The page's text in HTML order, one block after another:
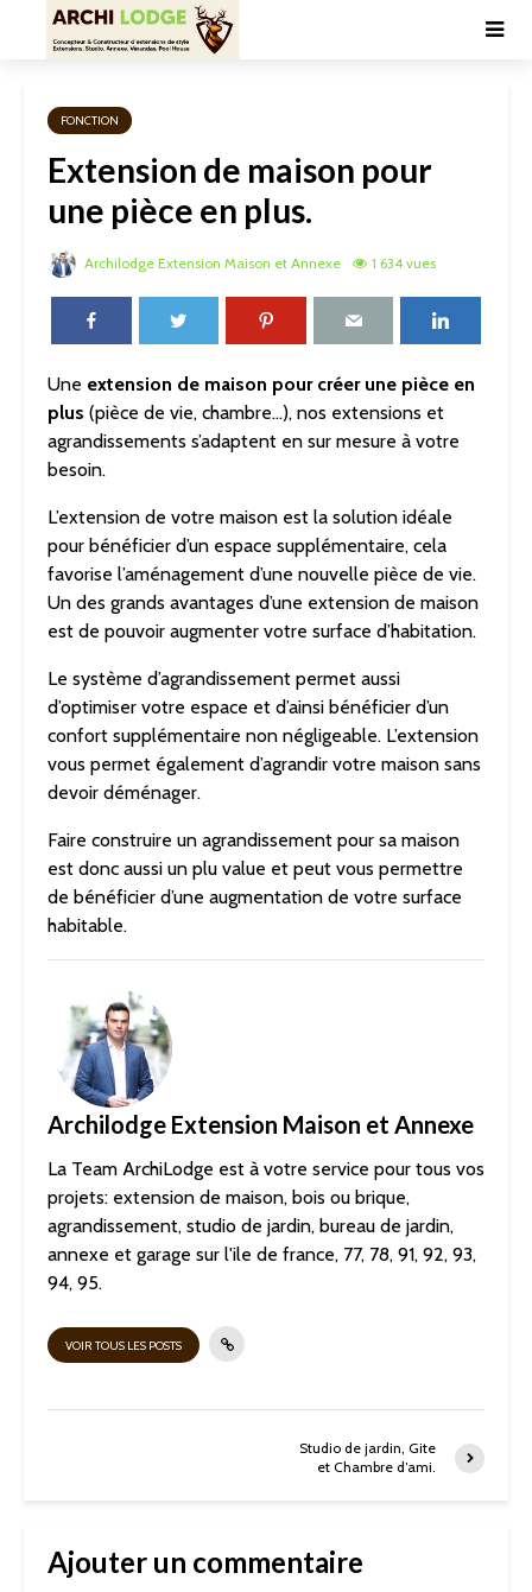
FONCTION
Extension de maison pour
une pièce en plus.
Archilodge Extension Maison et Annexe 1 634 vues
Une extension de maison pour créer une pièce en
plus (pièce de vie, chambre…), nos extensions et
agrandissements s’adaptent en sur mesure à votre
besoin.
L’extension de votre maison est la solution idéale
pour bénéficier d’un espace supplémentaire, cela
favorise l’aménagement d’une nouvelle pièce de vie.
Un des grands avantages d’une extension de maison
est de pouvoir augmenter votre surface d’habitation.
Le système d’agrandissement permet aussi
d’optimiser votre espace et d’ainsi bénéficier d’un
confort supplémentaire non négligeable. L’extension
vous permet également d’agrandir votre maison sans
devoir déménager.
Faire construire un agrandissement pour sa maison
est donc aussi un plu value et peut vous permettre
de bénéficier d’une augmentation de votre surface
habitable.
Archilodge Extension Maison et Annexe
La Team ArchiLodge est à votre service pour tous vos
projets: extension de maison, bois ou brique,
agrandissement, studio de jardin, bureau de jardin,
annexe et garage sur l'ile de france, 77, 78, 91, 92, 93,
94, 95.
VOIR TOUS LES POSTS
Studio de jardin, Gite
et Chambre d’ami.
Ajouter un commentaire